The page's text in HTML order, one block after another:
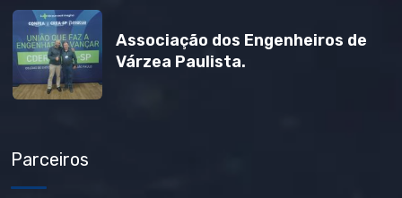
Associação dos Engenheiros de
Várzea Paulista.
Parceiros